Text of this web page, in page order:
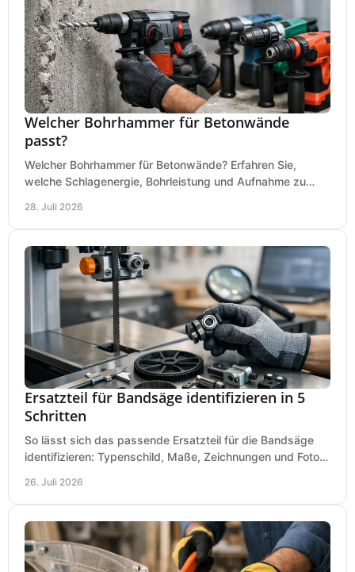
Welcher Bohrhammer für Betonwände
passt?
Welcher Bohrhammer für Betonwände? Erfahren Sie,
welche Schlagenergie, Bohrleistung und Aufnahme zu
28. Juli 2026
Ersatzteil für Bandsäge identifizieren in 5
Schritten
So lässt sich das passende Ersatzteil für die Bandsäge
identifizieren: Typenschild, Maße, Zeichnungen und Fotos
26. Juli 2026